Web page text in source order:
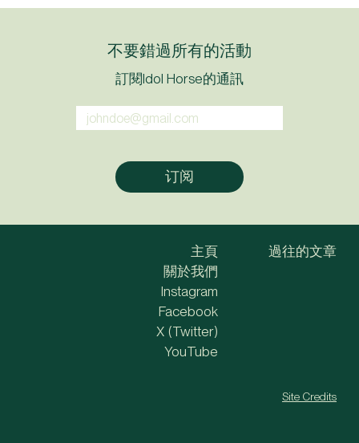
不要錯過所有的活動
訂閱Idol Horse的通訊
主頁
關於我們
過往的文章
Instagram
Facebook
X (Twitter)
YouTube
Site Credits